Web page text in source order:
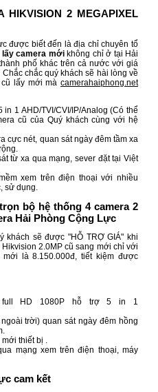
HIKVISION 2 MEGAPIXEL
được biết đến là địa chỉ chuyên tổ
camera mớikhông chỉ ở tại Hải
phố khác trên cả nước với giá
chắc quý khách sẽ hài lòng về
lấy mới mà camerahaiphong.net
1 AHD/TVI/CVI/IP/Analog (Có thể
cũ của Quý khách cùng với hệ
cực nét, quan sát ngày đêm tầm xa
từ xa qua mạng, sever đặt tại Việt
xem trên điện thoại với nhiều
sử dụng.
bộ hệ thống 4 camera 2
Hải Phòng Cộng Lực
khách sẽ được "HỖ TRỢ GIÁ" khi
2.0MP cũ sang mới chỉ với
là 8.150.000đ, tiết kiệm được
HD 1080P hỗ trợ 5 in 1
trời) quan sát ngày đêm hồng
mới thiết bị .
mạng xem trên điện thoại, máy
cam kết